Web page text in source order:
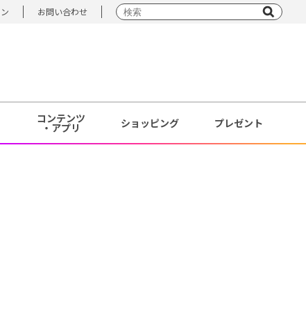
お問い合わせ
コンテンツ
・アプリ ショッピング プレゼント